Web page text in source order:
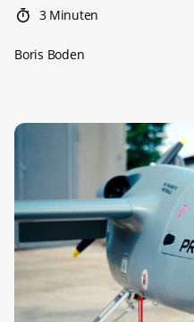
3 Minuten
Boris Boden